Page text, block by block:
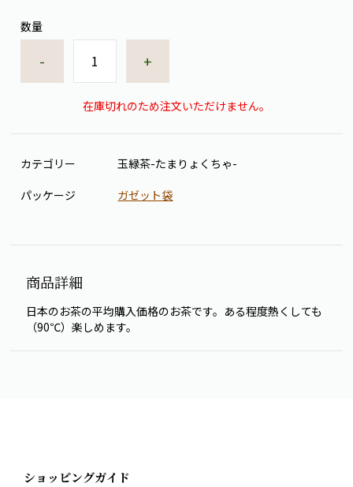
数量
- +
在庫切れのため注文いただけません。
カテゴリー
玉緑茶-たまりょくちゃ-
パッケージ
ガゼット袋
商品詳細
日本のお茶の平均購入価格のお茶です。ある程度熱くしても
（90℃）楽しめます。
ショッピングガイド